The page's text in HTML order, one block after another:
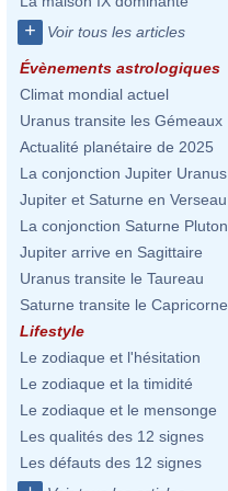
+ Voir tous les articles
Évènements astrologiques
Climat mondial actuel
Uranus transite les Gémeaux
Actualité planétaire de 2025
La conjonction Jupiter Uranus
Jupiter et Saturne en Verseau
La conjonction Saturne Pluton
Jupiter arrive en Sagittaire
Uranus transite le Taureau
Saturne transite le Capricorne
Lifestyle
Le zodiaque et l'hésitation
Le zodiaque et la timidité
Le zodiaque et le mensonge
Les qualités des 12 signes
Les défauts des 12 signes